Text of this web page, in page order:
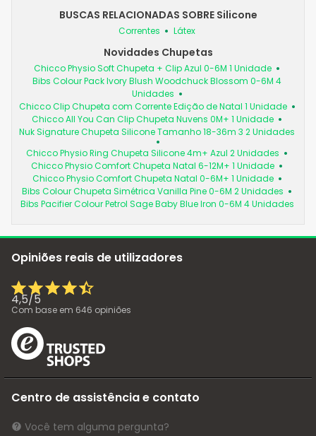
BUSCAS RELACIONADAS SOBRE Silicone
Correntes Látex
Novidades Chupetas
Chicco Physio Soft Chupeta + Clip Azul 0-6M 1 Unidade
Bibs Colour Pack Ivory Blush Woodchuck Blossom 0-6M 4
Unidades
Chicco Clip Chupeta com Corrente Edição de Natal 1 Unidade
Chicco All You Can Clip Chupeta Nuvens 0M+ 1 Unidade
Nuk Signature Chupeta Silicone Tamanho 18-36m 3 2 Unidades
Chicco Physio Ring Chupeta Silicone 4m+ Azul 2 Unidades
Chicco Physio Comfort Chupeta Natal 6-12M+ 1 Unidade
Chicco Physio Comfort Chupeta Natal 0-6M+ 1 Unidade
Bibs Colour Chupeta Simétrica Vanilla Pine 0-6M 2 Unidades
Bibs Pacifier Colour Petrol Sage Baby Blue Iron 0-6M 4 Unidades
Opiniões reais de utilizadores
4,5/5
Com base em 646 opiniões
Centro de assistência e contato
Você tem alguma pergunta?